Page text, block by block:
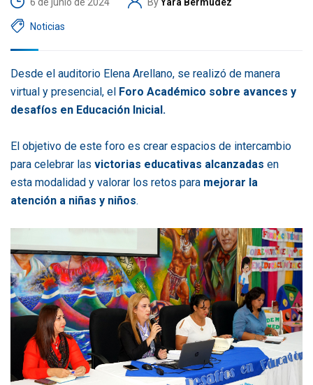
Noticias
Desde el auditorio Elena Arellano, se realizó de manera
virtual y presencial, el Foro Académico sobre avances y
desafíos en Educación Inicial.
El objetivo de este foro es crear espacios de intercambio
para celebrar las victorias educativas alcanzadas en
esta modalidad y valorar los retos para mejorar la
atención a niñas y niños.